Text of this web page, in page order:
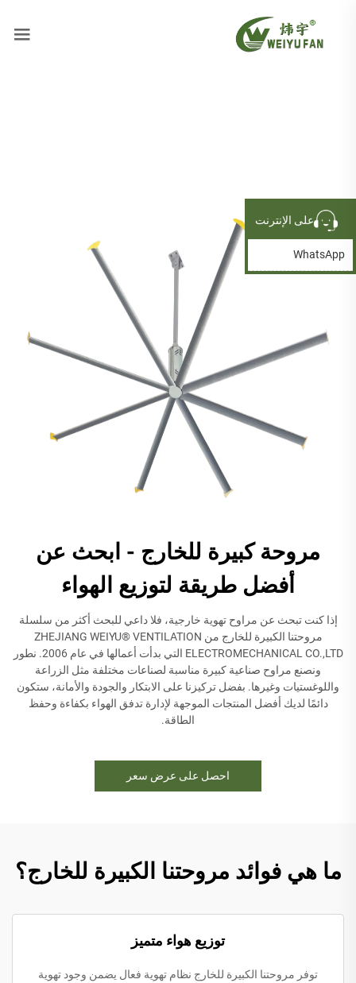
مروحة كبيرة للخارج - ابحث عن
أفضل طريقة لتوزيع الهواء
إذا كنت تبحث عن مراوح تهوية خارجية، فلا داعي للبحث أكثر من سلسلة
مروحتنا الكبيرة للخارج من ZHEJIANG WEIYU® VENTILATION
ELECTROMECHANICAL CO.,LTD التي بدأت أعمالها في عام 2006. نطور
ونصنع مراوح صناعية كبيرة مناسبة لصناعات مختلفة مثل الزراعة
واللوغستيات وغيرها. بفضل تركيزنا على الابتكار والجودة والأمانة، ستكون
دائمًا لديك أفضل المنتجات الموجهة لإدارة تدفق الهواء بكفاءة وحفظ
الطاقة.
احصل على عرض سعر
ما هي فوائد مروحتنا الكبيرة للخارج؟
توزيع هواء متميز
توفر مروحتنا الكبيرة للخارج نظام تهوية فعال يضمن وجود تهوية
على الإنترنت
WhatsApp